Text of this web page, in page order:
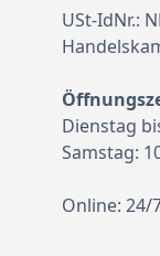
USt-IdNr.:
Dienstag
Samstag:
Online: 24/